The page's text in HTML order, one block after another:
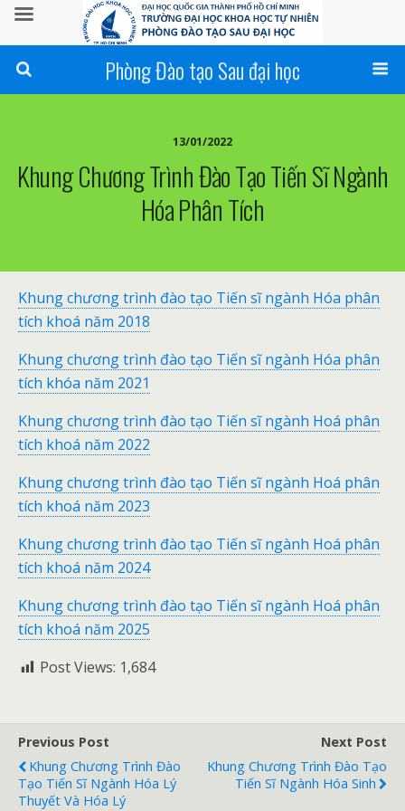
Phòng Đào tạo Sau đại học
13/01/2022
Khung Chương Trình Đào Tạo Tiến Sĩ Ngành
Hóa Phân Tích
Khung chương trình đào tạo Tiến sĩ ngành Hóa phân
tích khoá năm 2018
Khung chương trình đào tạo Tiến sĩ ngành Hóa phân
tích khóa năm 2021
Khung chương trình đào tạo Tiến sĩ ngành Hoá phân
tích khoá năm 2022
Khung chương trình đào tạo Tiến sĩ ngành Hoá phân
tích khoá năm 2023
Khung chương trình đào tạo Tiến sĩ ngành Hoá phân
tích khoá năm 2024
Khung chương trình đào tạo Tiến sĩ ngành Hoá phân
tích khoá năm 2025
Post Views: 1,684
Previous Post
Khung Chương Trình Đào
Tạo Tiến Sĩ Ngành Hóa Lý
Thuyết Và Hóa Lý
Next Post
Khung Chương Trình Đào Tạo
Tiến Sĩ Ngành Hóa Sinh